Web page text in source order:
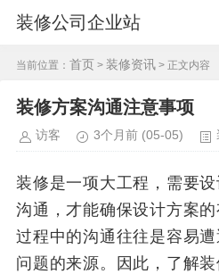
装修公司企业站
当前位置： 首页 > 装修资讯 > 正文内容
装修方案沟通注意事项
访客 3个月前 (05-05)
装修是一项大工程，需要
沟通，才能确保设计方案
过程中的沟通往往是容易
问题的来源。因此，了解